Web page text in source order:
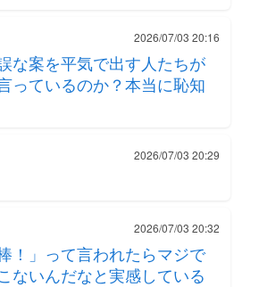
2026/07/03 20:16
な案を平気で出す人たちが
っているのか？本当に恥知
2026/07/03 20:29
2026/07/03 20:32
！」って言われたらマジで
ないんだなと実感している